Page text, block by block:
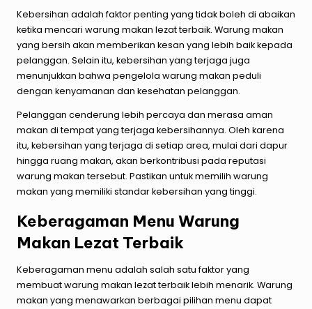
Kebersihan adalah faktor penting yang tidak boleh di abaikan
ketika mencari warung makan lezat terbaik. Warung makan
yang bersih akan memberikan kesan yang lebih baik kepada
pelanggan. Selain itu, kebersihan yang terjaga juga
menunjukkan bahwa pengelola warung makan peduli
dengan kenyamanan dan kesehatan pelanggan.
Pelanggan cenderung lebih percaya dan merasa aman
makan di tempat yang terjaga kebersihannya. Oleh karena
itu, kebersihan yang terjaga di setiap area, mulai dari dapur
hingga ruang makan, akan berkontribusi pada reputasi
warung makan tersebut. Pastikan untuk memilih warung
makan yang memiliki standar kebersihan yang tinggi.
Keberagaman Menu Warung
Makan Lezat Terbaik
Keberagaman menu adalah salah satu faktor yang
membuat warung makan lezat terbaik lebih menarik. Warung
makan yang menawarkan berbagai pilihan menu dapat